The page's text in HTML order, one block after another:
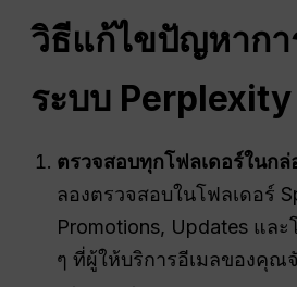
วิธีแก้ไขปัญหากา
ระบบ Perplexity
ตรวจสอบทุกโฟลเดอร์ในกล่
ลองตรวจสอบในโฟลเดอร์
Promotions, Updates แล
ๆ ที่ผู้ให้บริการอีเมลของคุณ